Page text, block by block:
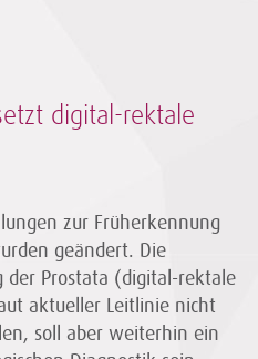
digital-rektale
zur Früherkennung
geändert. Die
der Prostata (digital-rektale
aktueller Leitlinie nicht
soll aber weiterhin ein